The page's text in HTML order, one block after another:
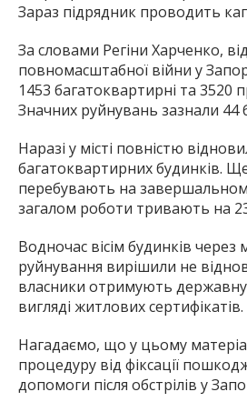
Зараз підрядник проводить
За словами Регіни Харченко,
повномасштабної війни у
1453 багатоквартирні та 3520
Значних руйнувань зазнали 44
Наразі у місті повністю
багатоквартирних будинків.
перебувають на
загалом роботи тривають на
Водночас вісім будинків через
руйнування вирішили не
власники отримують
вигляді житлових сертифікатів.
Нагадаємо, що у цьому
процедуру від фіксації
допомоги після обстрілів у